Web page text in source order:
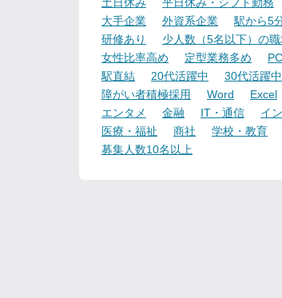
土日休み
平日休み・シフト勤務
大手企業
外資系企業 駅から5
研修あり
少人数（5名以下）の
女性比率高め
定型業務多め
駅直結
20代活躍中 30代活躍中
障がい者積極採用
Word Excel
エンタメ
金融 IT・通信 イ
医療・福祉
商社 学校・教育
募集人数10名以上